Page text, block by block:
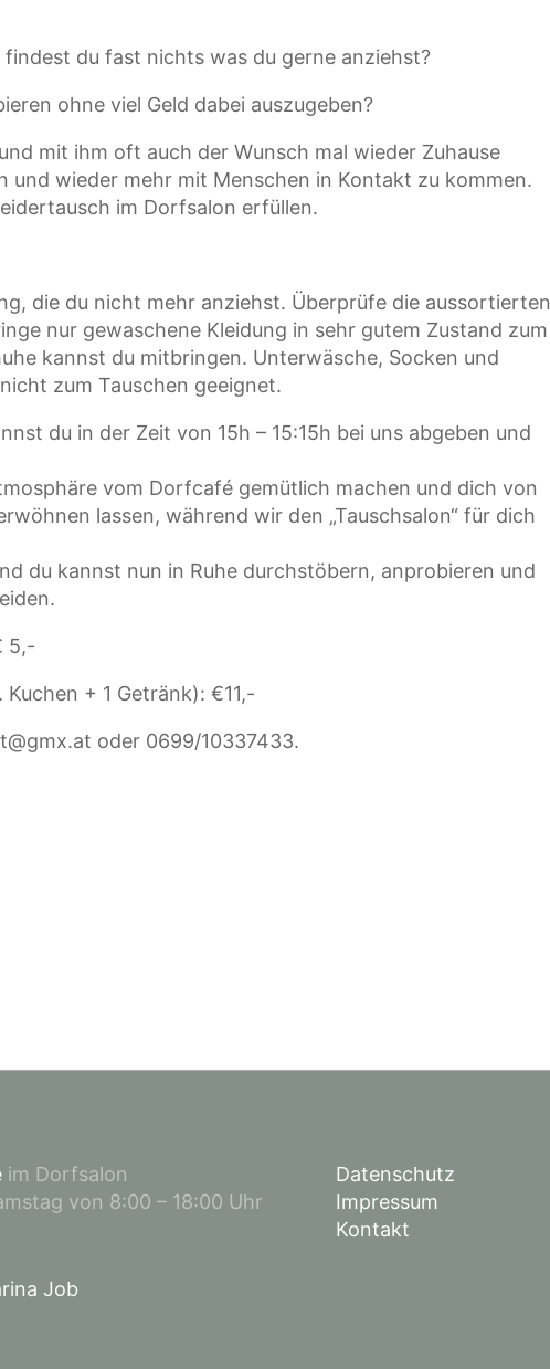
du fast nichts was du gerne anziehst?
ohne viel Geld dabei auszugeben?
mit ihm oft auch der Wunsch mal wieder Zuhause
und wieder mehr mit Menschen in Kontakt zu kommen.
im Dorfsalon erfüllen.
die du nicht mehr anziehst. Überprüfe die aussortierten
nur gewaschene Kleidung in sehr gutem Zustand zum
kannst du mitbringen. Unterwäsche, Socken und
zum Tauschen geeignet.
du in der Zeit von 15h – 15:15h bei uns abgeben und
vom Dorfcafé gemütlich machen und dich von
lassen, während wir den „Tauschsalon“ für dich
du kannst nun in Ruhe durchstöbern, anprobieren und
5,-
+ 1 Getränk): €11,-
oder 0699/10337433.
im Dorfsalon
von 8:00 – 18:00 Uhr
Job
Datenschutz
Impressum
Kontakt